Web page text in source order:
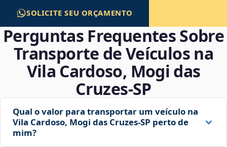
SOLICITE SEU ORÇAMENTO
Perguntas Frequentes Sobre
Transporte de Veículos na
Vila Cardoso, Mogi das
Cruzes‑SP
Qual o valor para transportar um veículo na
Vila Cardoso, Mogi das Cruzes‑SP perto de
mim?